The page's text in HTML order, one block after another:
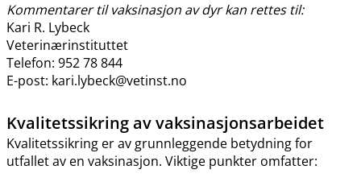
Kommentarer til vaksinasjon av dyr kan rettes til:
Kari R. Lybeck
Veterinærinstituttet
Telefon: 952 78 844
E-post: kari.lybeck@vetinst.no
Kvalitetssikring av vaksinasjonsarbeidet
Kvalitetssikring er av grunnleggende betydning for
utfallet av en vaksinasjon. Viktige punkter omfatter: